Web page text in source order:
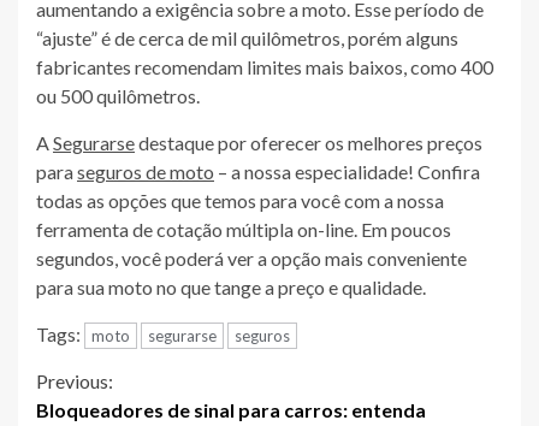
aumentando a exigência sobre a moto. Esse período de
“ajuste” é de cerca de mil quilômetros, porém alguns
fabricantes recomendam limites mais baixos, como 400
ou 500 quilômetros.
ASegurarsedestaque por oferecer os melhores preços
paraseguros de moto – a nossa especialidade! Confira
todas as opções que temos para você com a nossa
ferramenta de cotação múltipla on-line. Em poucos
segundos, você poderá ver a opção mais conveniente
para sua moto no que tange a preço e qualidade.
Tags: moto segurarse seguros
Continue
Previous:
Bloqueadores de sinal para carros: entenda